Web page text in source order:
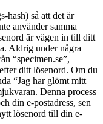
hash) så att det är
använder samma
är vägen in till ditt
Aldrig under några
“specimen.se”,
ditt lösenord. Om du
“Jag har glömt mitt
Denna process
din e-postadress, sen
lösenord till din e-